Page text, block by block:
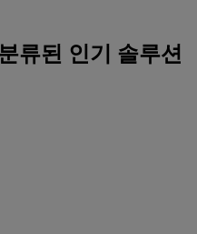
류된 인기 솔루션